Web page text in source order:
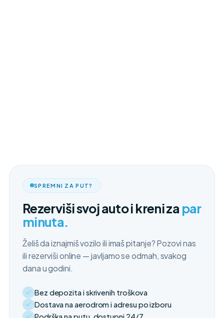
SPREMNI ZA PUT?
Rezerviši svoj auto i kreni za par
minuta.
Želiš da iznajmiš vozilo ili imaš pitanje? Pozovi nas
ili rezerviši online — javljamo se odmah, svakog
dana u godini.
Bez depozita i skrivenih troškova
Dostava na aerodrom i adresu po izboru